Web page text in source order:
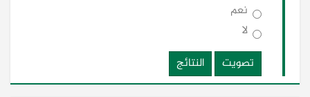
نعم
لا
تصويت
النتائج